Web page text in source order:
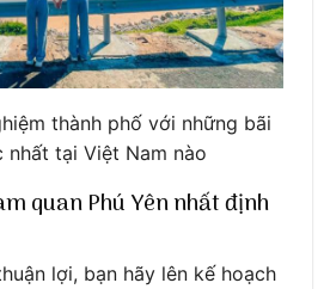
thành phố với những bãi
nhất tại Việt Nam nào
quan Phú Yên nhất định
lợi, bạn hãy lên kế hoạch